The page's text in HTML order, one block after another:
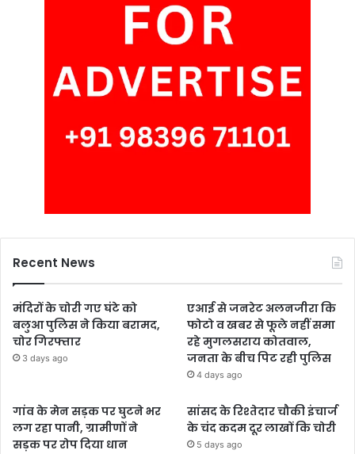
Recent News
मंदिरों के चोरी गए घंटे को
बलुआ पुलिस ने किया बरामद,
चोर गिरफ्तार
3 days ago
एआई से जनरेट अलनजीरा कि
फोटो व खबर से फूले नहीं समा
रहे मुगलसराय कोतवाल,
जनता के बीच पिट रही पुलिस
4 days ago
गांव के मेन सड़क पर घुटने भर
लग रहा पानी, ग्रामीणों ने
सड़क पर रोप दिया धान
सांसद के रिश्तेदार चौकी इंचार्ज
के चंद कदम दूर लाखों कि चोरी
5 days ago